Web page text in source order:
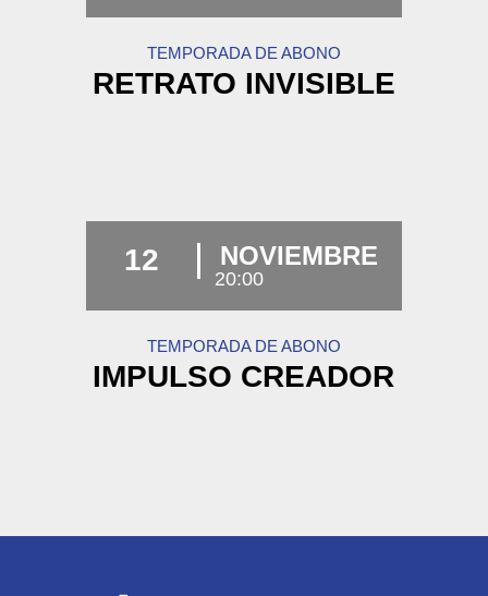
TEMPORADA DE ABONO
RETRATO INVISIBLE
12 NOVIEMBRE
20:00
TEMPORADA DE ABONO
IMPULSO CREADOR